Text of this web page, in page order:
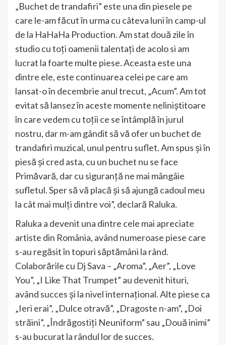
„Buchet de trandafiri” este una din piesele pe
care le-am făcut în urma cu câteva luni în camp-ul
de la HaHaHa Production. Am stat două zile în
studio cu toți oamenii talentați de acolo si am
lucrat la foarte multe piese. Aceasta este una
dintre ele, este continuarea celei pe care am
lansat-o în decembrie anul trecut, „Acum”. Am tot
evitat să lansez în aceste momente neliniștitoare
în care vedem cu toții ce se întâmplă în jurul
nostru, dar m-am gândit să vă ofer un buchet de
trandafiri muzical, unul pentru suflet. Am spus și în
piesă și cred asta, cu un buchet nu se face
Primăvară, dar cu siguranță ne mai mângâie
sufletul. Sper să vă placă și să ajungă cadoul meu
la cât mai mulți dintre voi”, declară Raluka.
Raluka a devenit una dintre cele mai apreciate
artiste din România, având numeroase piese care
s-au regăsit în topuri săptămâni la rând.
Colaborările cu Dj Sava – „Aroma”, „Aer”, „Love
You”, „I Like That Trumpet” au devenit hituri,
având succes și la nivel internațional. Alte piese ca
„Ieri erai”, „Dulce otravă”, „Dragoste n-am”, „Doi
străini”, „Îndrăgostiți Neuniform” sau „Două inimi”
s-au bucurat la rândul lor de succes.